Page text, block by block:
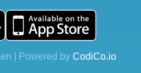
| Powered by CodiCo.io